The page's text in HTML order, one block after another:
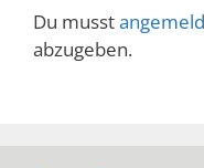
Du musst
abzugeben.